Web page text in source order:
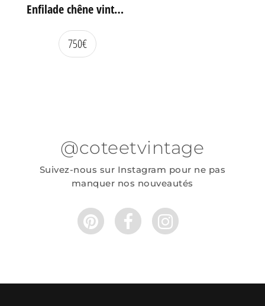
Enfilade chêne vintage portes coulissantes
750€
@coteetvintage
Suivez-nous sur Instagram pour ne pas
manquer nos nouveautés